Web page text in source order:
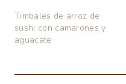
Timbales de arroz de
sushi con camarones y
aguacate